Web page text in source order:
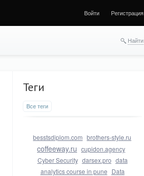
Войти Регистрация
Найти
Теги
Все теги
besstsdiplom.com brothers-style.ru
coffeeway.ru cupidon.agency
Cyber Security darsex.pro data
analytics course in pune Data